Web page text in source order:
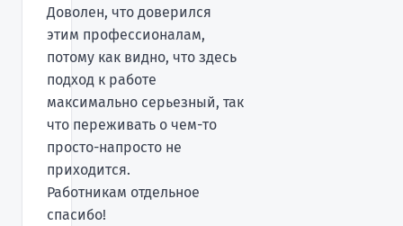
Доволен, что доверился
этим профессионалам,
потому как видно, что здесь
подход к работе
максимально серьезный, так
что переживать о чем-то
просто-напросто не
приходится.
Работникам отдельное
спасибо!